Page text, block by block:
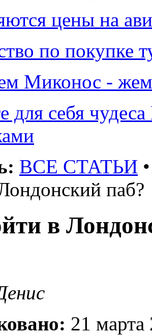
цены на
по покупке
Миконос -
для себя
ВСЕ СТАТЬИ
паб?
в
21